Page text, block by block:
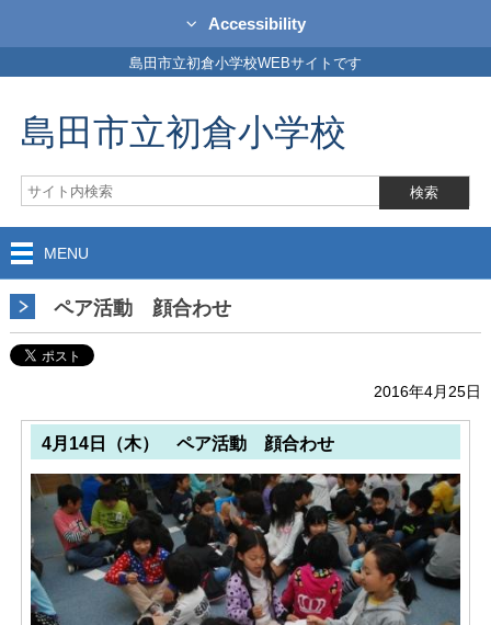
Accessibility
島田市立初倉小学校WEBサイトです
島田市立初倉小学校
MENU
ペア活動 顔合わせ
2016年4月25日
4月14日（木） ペア活動 顔合わせ